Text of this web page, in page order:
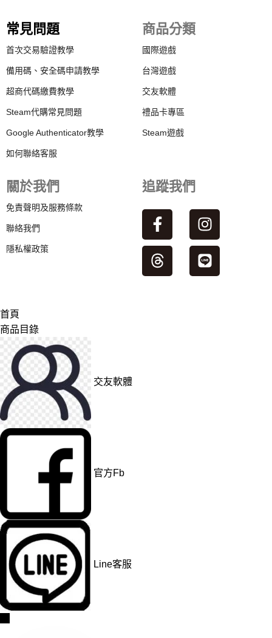
常見問題
首次交易驗證教學
備用碼、安全碼申請教學
超商代碼繳費教學
Steam代購常見問題
Google Authenticator教學
如何聯絡客服
商品分類
國際遊戲
台灣遊戲
交友軟體
禮品卡專區
Steam遊戲
關於我們
免責聲明及服務條款
聯絡我們
隱私權政策
追蹤我們
首頁
商品目錄
交友軟體
官方Fb
Line客服